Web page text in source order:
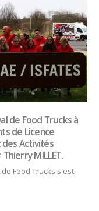
de Food Trucks à
de Licence
Activités
MILLET.
Food Trucks s'est